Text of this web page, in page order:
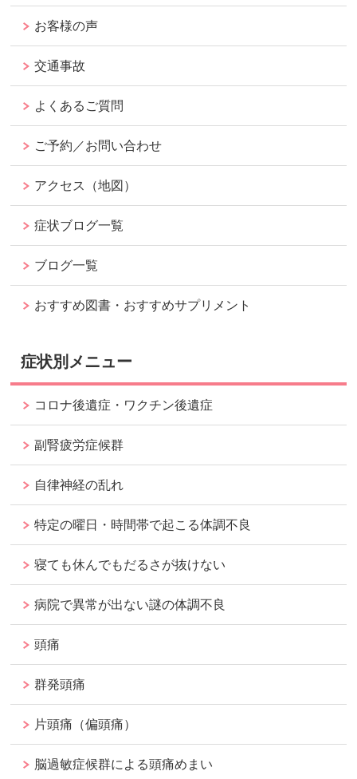
お客様の声
交通事故
よくあるご質問
ご予約／お問い合わせ
アクセス（地図）
症状ブログ一覧
ブログ一覧
おすすめ図書・おすすめサプリメント
症状別メニュー
コロナ後遺症・ワクチン後遺症
副腎疲労症候群
自律神経の乱れ
特定の曜日・時間帯で起こる体調不良
寝ても休んでもだるさが抜けない
病院で異常が出ない謎の体調不良
頭痛
群発頭痛
片頭痛（偏頭痛）
脳過敏症候群による頭痛めまい